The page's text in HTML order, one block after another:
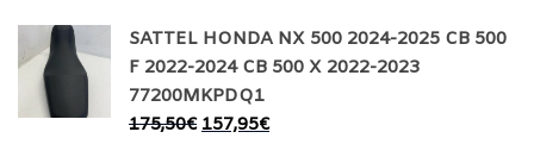
SATTEL HONDA NX 500 2024-2025 CB 500
F 2022-2024 CB 500 X 2022-2023
77200MKPDQ1
175,50€ 157,95€